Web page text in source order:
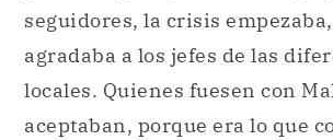
seguidores, la crisis
agradaba a los jefes de las
locales. Quienes fuesen con
aceptaban, porque era lo que